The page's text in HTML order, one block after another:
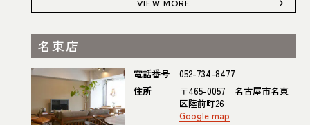
VIEW MORE
名東店
電話番号
052-734-8477
住所
〒465-0057 名古屋市名東
区陸前町26
Google map